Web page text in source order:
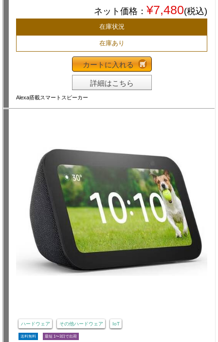
ネット価格： ¥7,480(税込)
在庫状況
在庫あり
カートに入れる
詳細はこちら
Alexa搭載スマートスピーカー
ハードウェア その他ハードウェア IoT
送料無料 最短 1〜3日で出荷